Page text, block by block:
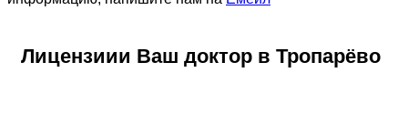
Лицензиии Ваш доктор в Тропарёво